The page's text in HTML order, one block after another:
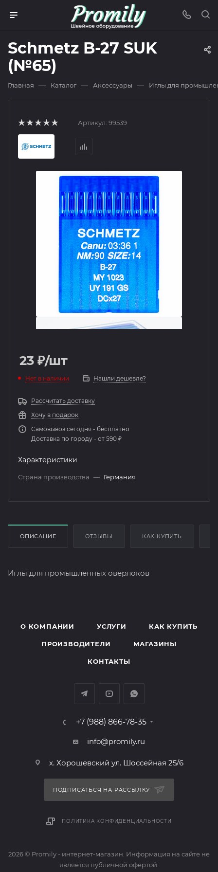
Schmetz B-27 SUK
(№65)
Главная — Каталог — Аксессуары — Иглы для
Артикул: 99539
23 ₽/шт
Нет в наличии Нашли дешевле?
Рассчитать доставку
Хочу в подарок
Самовывоз сегодня - бесплатно
Доставка по городу - от 590 ₽
Характеристики
Страна производства — Германия
ОПИСАНИЕ ОТЗЫВЫ КАК КУПИТЬ
Иглы для промышленных оверлоков
О КОМПАНИИ УСЛУГИ КАК КУПИТЬ
ПРОИЗВОДИТЕЛИ МАГАЗИНЫ
КОНТАКТЫ
+7 (988) 866-78-35
info@promily.ru
х. Хорошевский ул. Шоссейная 25/6
ПОДПИСАТЬСЯ НА РАССЫЛКУ
ПОЛИТИКА КОНФИДЕНЦИАЛЬНОСТИ
2026 © Promily - интернет-магазин. Информация на сайте не
является публичной офертой.